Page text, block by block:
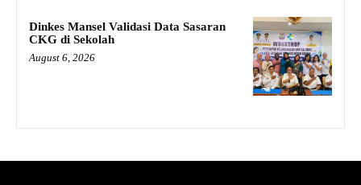
Dinkes Mansel Validasi Data Sasaran
CKG di Sekolah
August 6, 2026